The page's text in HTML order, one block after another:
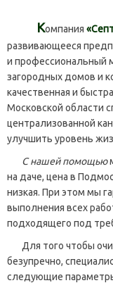
Компания
развивающееся
и профессиональный
загородных домов и
качественная и
Московской области
централизованной
улучшить уровень
С нашей помощью
на даче, цена в
низкая. При этом мы
выполнения всех
подходящего под
Для того чтобы
безупречно,
следующие